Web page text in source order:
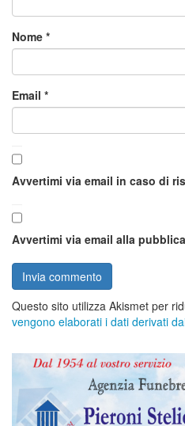
Nome *
Email *
Avvertimi via email in caso di
Avvertimi via email alla
Questo sito utilizza Akismet per
vengono elaborati i dati derivati